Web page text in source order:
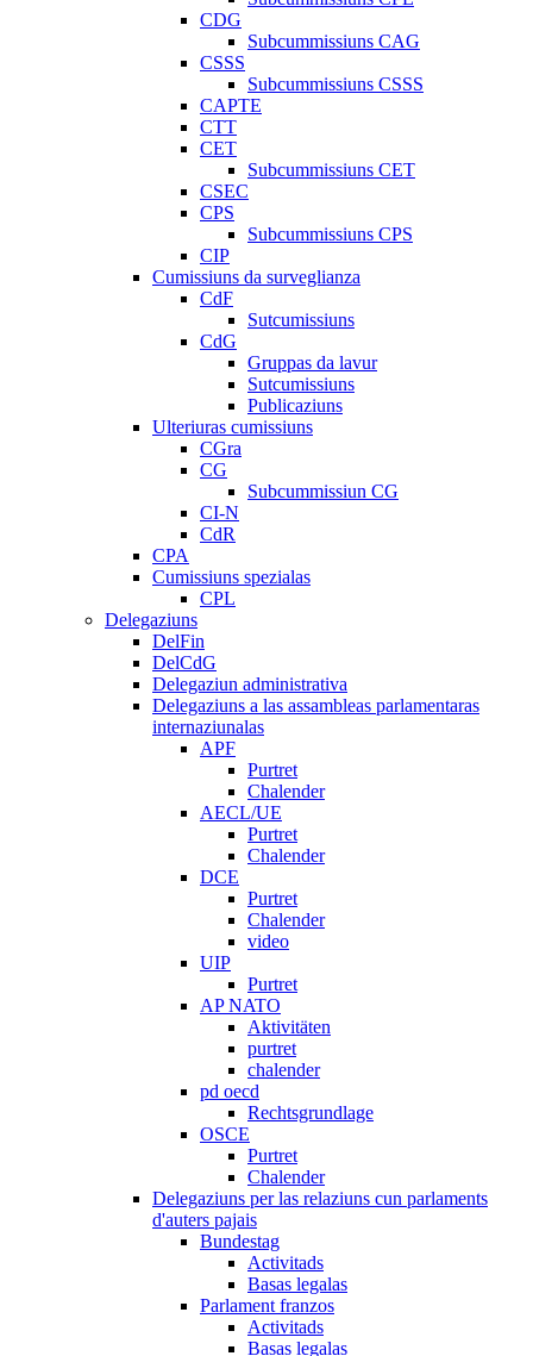
CDG
Subcummissiuns CAG
CSSS
Subcummissiuns CSSS
CAPTE
CTT
CET
Subcummissiuns CET
CSEC
CPS
Subcummissiuns CPS
CIP
Cumissiuns da surveglianza
CdF
Sutcumissiuns
CdG
Gruppas da lavur
Sutcumissiuns
Publicaziuns
Ulteriuras cumissiuns
CGra
CG
Subcummissiun CG
CI-N
CdR
CPA
Cumissiuns spezialas
CPL
Delegaziuns
DelFin
DelCdG
Delegaziun administrativa
Delegaziuns a las assambleas parlamentaras
internaziunalas
APF
Purtret
Chalender
AECL/UE
Purtret
Chalender
DCE
Purtret
Chalender
video
UIP
Purtret
AP NATO
Aktivitäten
purtret
chalender
pd oecd
Rechtsgrundlage
OSCE
Purtret
Chalender
Delegaziuns per las relaziuns cun parlaments
d'auters pajais
Bundestag
Activitads
Basas legalas
Parlament franzos
Activitads
Basas legalas